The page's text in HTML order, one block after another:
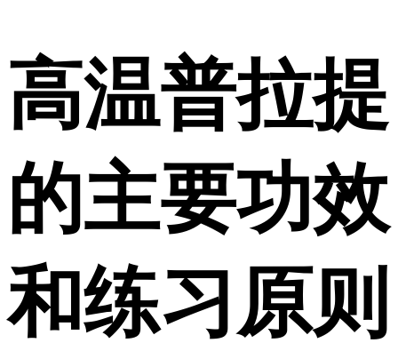
高温普拉提
的主要功效
和练习原则